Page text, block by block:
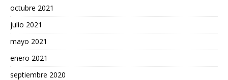
octubre 2021
julio 2021
mayo 2021
enero 2021
septiembre 2020